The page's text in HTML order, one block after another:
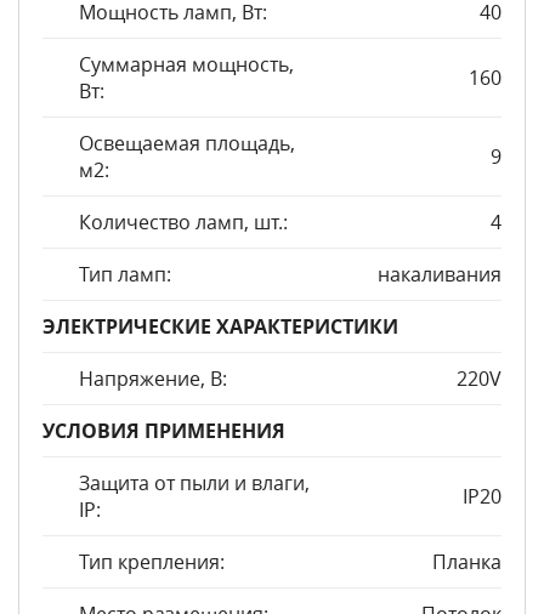
Мощность ламп, Вт:
40
Суммарная мощность,
Вт:
160
Освещаемая площадь,
м2:
9
Количество ламп, шт.:
4
Тип ламп:
накаливания
ЭЛЕКТРИЧЕСКИЕ ХАРАКТЕРИСТИКИ
Напряжение, В:
220V
УСЛОВИЯ ПРИМЕНЕНИЯ
Защита от пыли и влаги,
IP:
IP20
Тип крепления:
Планка